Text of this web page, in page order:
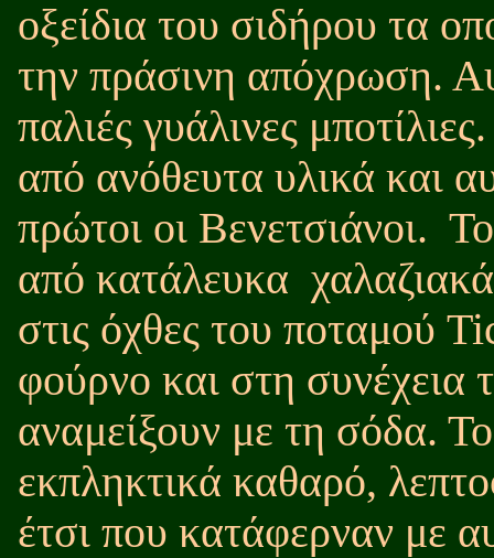
οξείδια του σιδήρου τα
την πράσινη απόχρωση.
παλιές γυάλινες
από ανόθευτα υλικά και
πρώτοι οι Βενετσιάνοι.
από κατάλευκα
στις όχθες του ποταμού
φούρνο και στη συνέχεια
αναμείξουν με τη σόδα.
εκπληκτικά καθαρό,
έτσι που κατάφερναν με